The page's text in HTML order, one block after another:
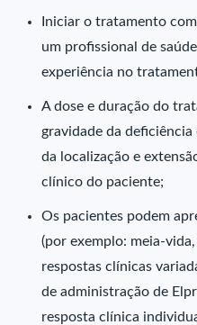
Iniciar o tratamento
um profissional de
experiência no
A dose e duração do
gravidade da
da localização e
clínico do paciente;
Os pacientes podem
(por exemplo: meia-
respostas clínicas
de administração de
resposta clínica